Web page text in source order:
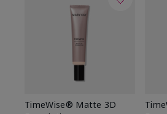
TimeWise® Matte 3D